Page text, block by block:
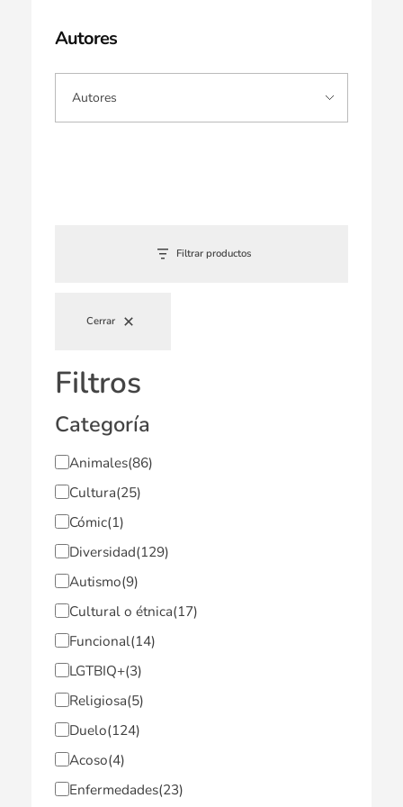
Autores
Filtrar productos
Cerrar
Filtros
Categoría
Animales(86)
Cultura(25)
Cómic(1)
Diversidad(129)
Autismo(9)
Cultural o étnica(17)
Funcional(14)
LGTBIQ+(3)
Religiosa(5)
Duelo(124)
Acoso(4)
Enfermedades(23)